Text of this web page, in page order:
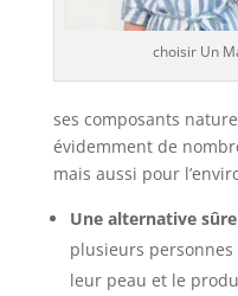
choisir Un
ses composants
évidemment de
mais aussi pour
Une alternative
plusieurs
leur peau et le